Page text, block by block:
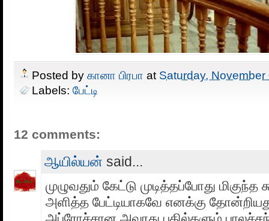
Posted by கானா பிரபா at Saturday,
Labels: பேட்டி
12 comments:
ஆயில்யன் said...
முழுவதும் கேட்டு முடித்தப்போது மிகுந்த
அளித்த பேட்டியாகவே எனக்கு